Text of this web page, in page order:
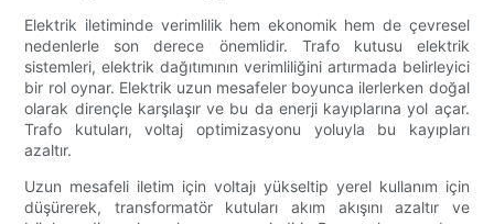
Elektrik iletiminde verimlilik hem ekonomik hem de çevresel
nedenlerle son derece önemlidir. Trafo kutusu elektrik
sistemleri, elektrik dağıtımının verimliliğini artırmada belirleyici
bir rol oynar. Elektrik uzun mesafeler boyunca ilerlerken doğal
olarak dirençle karşılaşır ve bu da enerji kayıplarına yol açar.
Trafo kutuları, voltaj optimizasyonu yoluyla bu kayıpları
azaltır.
Uzun mesafeli iletim için voltajı yükseltip yerel kullanım için
düşürerek, transformatör kutuları akım akışını azaltır ve